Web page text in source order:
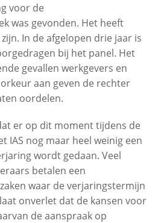
voor de
was gevonden. Het heeft
In de afgelopen drie jaar is
bij het panel. Het
gevallen werkgevers en
aan geven de rechter
oordelen.
er op dit moment tijdens de
IAS nog maar heel weinig een
wordt gedaan. Veel
betalen een
waar de verjaringstermijn
onverlet dat de kansen voor
de aanspraak op